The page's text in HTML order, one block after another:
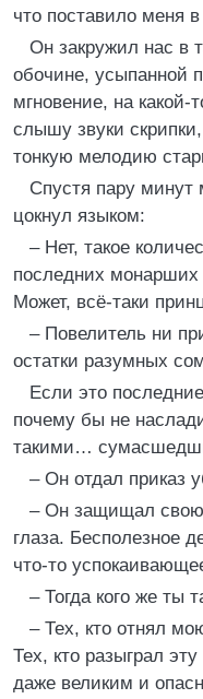
что поставило меня в
Он закружил нас в
обочине, усыпанной
мгновение, на какой-
слышу звуки
тонкую мелодию
Спустя пару минут
цокнул языком:
– Нет, такое
последних монарших
Может, всё-таки
– Повелитель ни
остатки разумных
Если это
почему бы не
такими…
– Он отдал приказ
– Он защищал свою
глаза. Бесполезное
что-то
– Тогда кого же ты
– Тех, кто отнял
Тех, кто разыграл
даже великим и